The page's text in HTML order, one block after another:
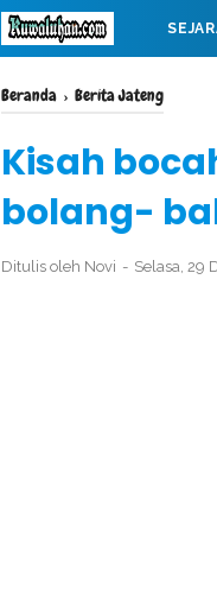
MAHABARATA
Beranda › Berita Jateng
Kisah
bolang-
Ditulis oleh Novi Selasa, 29